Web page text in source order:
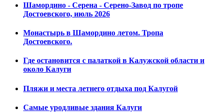
Шамордино - Серена - Серено-Завод по тропе
Достоевского, июль 2026
Монастырь в Шамордино летом. Тропа
Достоевского.
Где остановится с палаткой в Калужской области и
около Калуги
Пляжи и места летнего отдыха под Калугой
Самые уродливые здания Калуги